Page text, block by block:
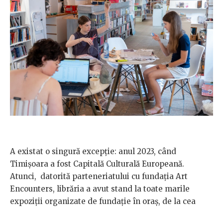
A existat o singură excepție: anul 2023, când
Timișoara a fost Capitală Culturală Europeană.
Atunci, datorită parteneriatului cu fundația Art
Encounters, librăria a avut stand la toate marile
expoziții organizate de fundație în oraș, de la cea